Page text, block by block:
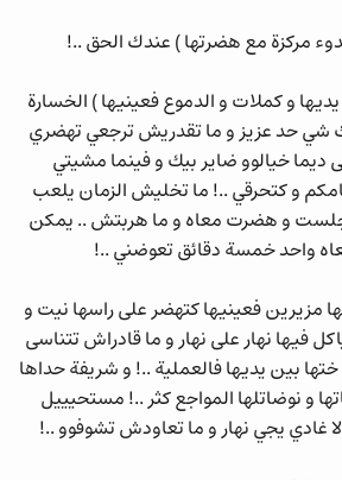
مركزة مع هضرتها ) عندك الحق ..!
و كملات و الدموع فعينيها ) الخسارة
شي حد عزيز و ما تقدريش ترجعي تهضري
ديما خيالوو ضاير بيك و فينما مشيتي
و كتحرقي ..! ما تخليش الزمان يلعب
جلست و هضرت معاه و ما هربتش .. يمكن
واحد خمسة دقائق تعوضني ..!
مزيرين فعينيها كتهضر على راسها نيت و
فيها نهار على نهار و ما قادراش تتناسى
بين يديها فالعملية ..! و شريفة حداها
و نوضاتلها المواجع كثر ..! مستحيييل
غادي يجي نهار و ما تعاودش تشوفوو ..!